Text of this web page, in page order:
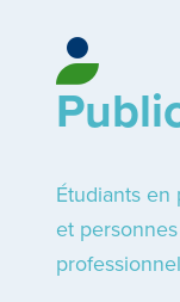
Étudiants en
et